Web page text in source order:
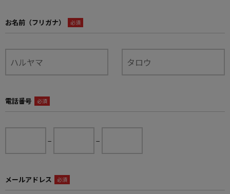
お名前（フリガナ） 必須
電話番号 必須
− −
メールアドレス 必須